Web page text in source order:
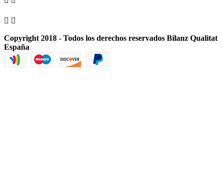
 
Copyright 2018 - Todos los derechos reservados Bilanz Qualitat
España